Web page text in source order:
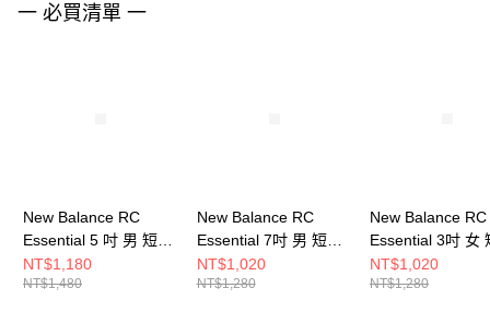
２．關於個人資料處理事宜，請瀏覽以下網址：
一 必買清單 一
New Balance RC
Essential 5 吋 男 短褲
MB6180TANNY-F
NT$1,180
NT$1,480
New Balance RC
Essential 7吋 男 短褲
MB61C99EGYM-F
NT$1,020
NT$1,280
New Balance RC
Essential 3吋 女
WB61J868AFG-
NT$1,020
NT$1,280